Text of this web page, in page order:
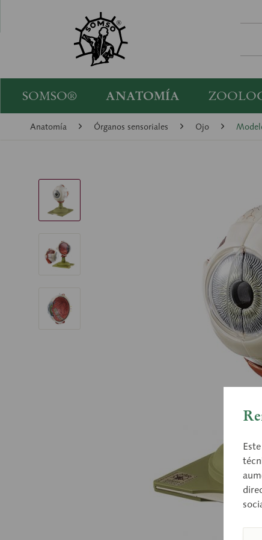
SOMSO® ANATOMÍA
Anatomía Órganos sensoriales Ojo